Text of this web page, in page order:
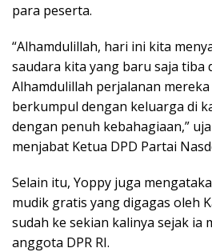
para peserta.
“Alhamdulillah, hari ini kita
saudara kita yang baru saja tiba
Alhamdulillah perjalanan
berkumpul dengan keluarga di
dengan penuh kebahagiaan,”
menjabat Ketua DPD Partai
Selain itu, Yoppy juga
mudik gratis yang digagas oleh
sudah ke sekian kalinya sejak ia
anggota DPR RI.